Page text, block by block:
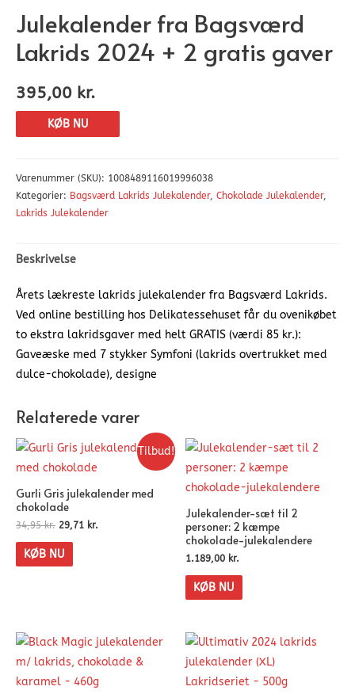
Julekalender fra Bagsværd
Lakrids 2024 + 2 gratis gaver
395,00 kr.
KØB NU
Varenummer (SKU): 1008489116019996038
Kategorier: Bagsværd Lakrids Julekalender, Chokolade Julekalender,
Lakrids Julekalender
Beskrivelse
Årets lækreste lakrids julekalender fra Bagsværd Lakrids.
Ved online bestilling hos Delikatessehuset får du ovenikøbet
to ekstra lakridsgaver med helt GRATIS (værdi 85 kr.):
Gaveæske med 7 stykker Symfoni (lakrids overtrukket med
dulce-chokolade), designe
Relaterede varer
Tilbud!
Gurli Gris julekalender med
chokolade
34,95kr. 29,71 kr.
KØB NU
Julekalender-sæt til 2
personer: 2 kæmpe
chokolade-julekalendere
1.189,00 kr.
KØB NU